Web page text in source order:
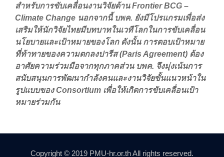
สำหรับการขับเคลื่อนงานวิจัยด้าน Frontier BCG –
Climate Change นอกจากนี้ บพค. ยังมีโปรแกรมเพื่อส่ง
เสริมให้นักวิจัยไทยมีบทบาทในเวทีโลกในการขับเคลื่อน
นโยบายและเป้าหมายของโลก ดังนั้น การตอบเป้าหมาย
ที่ท้าทายของความตกลงปารีส (Paris Agreement) ต้อง
อาศัยความร่วมมือจากทุกภาคส่วน บพค. จึงมุ่งเน้นการ
สนับสนุนการพัฒนากำลังคนและงานวิจัยขั้นแนวหน้าใน
รูปแบบของ Consortium เพื่อให้เกิดการขับเคลื่อนเป้า
หมายร่วมกัน
Copyright © 2019 PMU-hr.or.th All rights reserved.